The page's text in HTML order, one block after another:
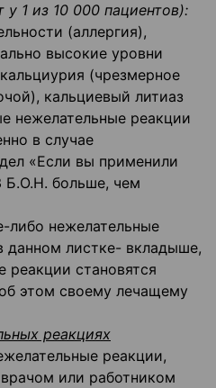
1 из 10 000 пациентов):
(аллергия),
высокие уровни
(чрезмерное
кальциевый литиаз
нежелательные реакции
в случае
«Если вы применили
больше, чем
либо нежелательные
данном листке- вкладыше,
реакции становятся
этом своему лечащему
реакциях
реакции,
или работником